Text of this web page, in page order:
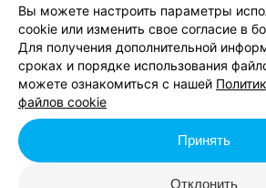
Вы можете настроить параметры
cookie или изменить свое согласие в
Для получения дополнительной
сроках и порядке использования
можете ознакомиться с нашей
файлов cookie
Отклонить
Принять